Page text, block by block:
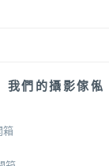
我們的攝影傢俬
箱